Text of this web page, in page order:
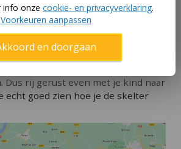
in winkel
geen probleem in onze
We hebben alle
Dus rij gerust even met je kind naar
echt goed zien hoe je de skelter
info onze cookie- en privacyverklaring.
Voorkeuren aanpassen
en doorgaan